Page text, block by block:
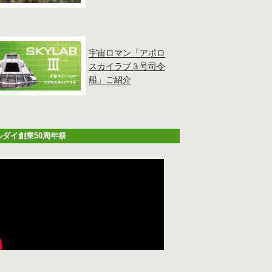
宇宙ロマン「アポロ
スカイラブ３号司令
船」ご紹介
ダイ創業50周年祭